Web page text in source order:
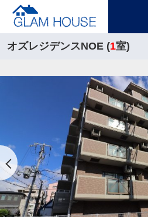
オズレジデンスNOE (1室)